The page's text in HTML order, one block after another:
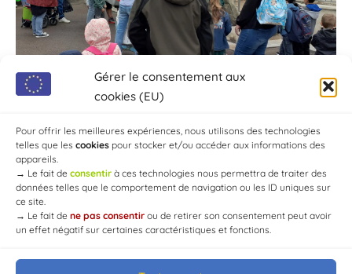
Gérer le consentement aux
cookies (EU)
Pour offrir les meilleures expériences, nous utilisons des technologies
telles que les cookies pour stocker et/ou accéder aux informations des
appareils.
→ Le fait de consentir à ces technologies nous permettra de traiter des
données telles que le comportement de navigation ou les ID uniques sur
ce site.
→ Le fait de ne pas consentir ou de retirer son consentement peut avoir
un effet négatif sur certaines caractéristiques et fonctions.